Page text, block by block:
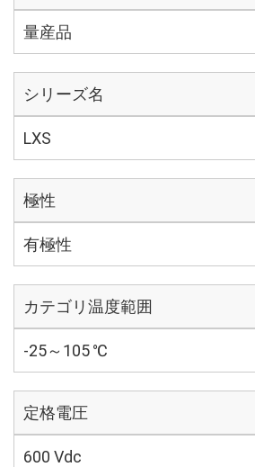
量産品
シリーズ名
LXS
極性
有極性
カテゴリ温度範囲
-25～105 ℃
定格電圧
600 Vdc